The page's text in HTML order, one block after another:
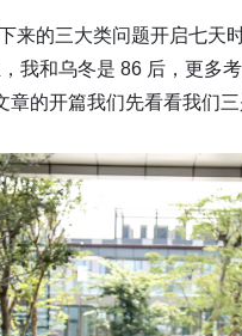
来的三大类问题开启七天
我和乌冬是 86 后，更多
的开篇我们先看看我们三